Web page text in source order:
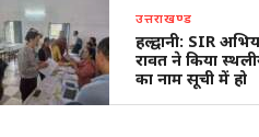
उत्तराखण्ड
हल्द्वानी: SIR
रावत ने किया
का नाम सूची में हो